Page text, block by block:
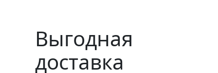
Выгодная
доставка